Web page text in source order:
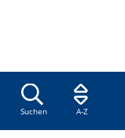
Suchen A-Z